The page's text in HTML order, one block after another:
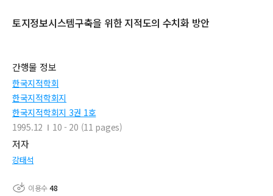
토지정보시스템구축을 위한 지적도의 수치화 방안
간행물 정보
한국지적학회
한국지적학회지
한국지적학회지 3권 1호
1995.12
10 - 20 (11 pages)
저자
강태석
이용수48